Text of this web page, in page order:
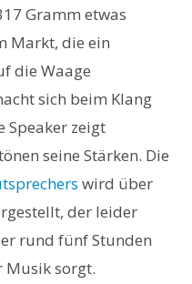
Gramm etwas
Markt, die ein
die Waage
sich beim Klang
Speaker zeigt
seine Stärken. Die
wird über
der leider
rund fünf Stunden
sorgt.